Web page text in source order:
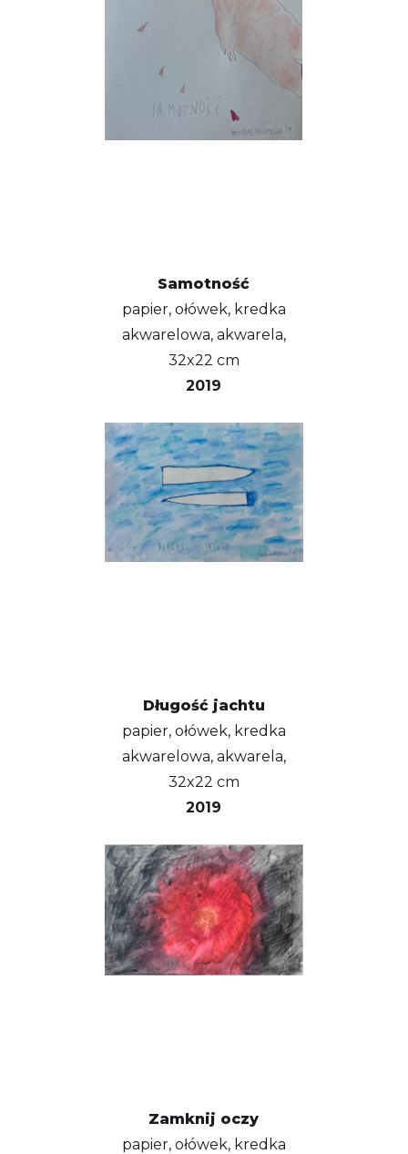
Samotność
papier, ołówek, kredka
akwarelowa, akwarela,
32x22 cm
2019
Długość jachtu
papier, ołówek, kredka
akwarelowa, akwarela,
32x22 cm
2019
Zamknij oczy
papier, ołówek, kredka